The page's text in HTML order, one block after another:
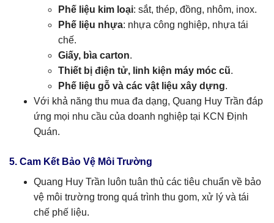
Phế liệu kim loại: sắt, thép, đồng, nhôm, inox.
Phế liệu nhựa: nhựa công nghiệp, nhựa tái
chế.
Giấy, bìa carton.
Thiết bị điện tử, linh kiện máy móc cũ.
Phế liệu gỗ và các vật liệu xây dựng.
Với khả năng thu mua đa dạng, Quang Huy Trần đáp
ứng mọi nhu cầu của doanh nghiệp tại KCN Định
Quán.
5. Cam Kết Bảo Vệ Môi Trường
Quang Huy Trần luôn tuân thủ các tiêu chuẩn về bảo
vệ môi trường trong quá trình thu gom, xử lý và tái
chế phế liệu.